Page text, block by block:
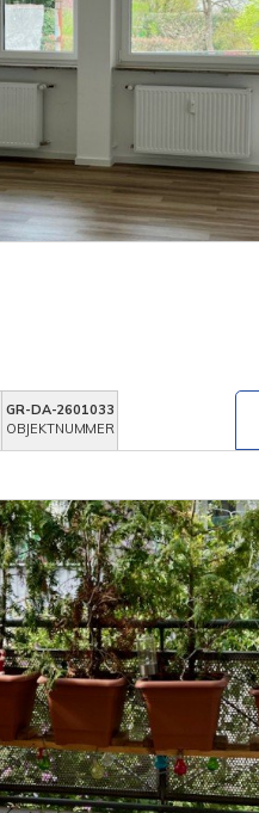
GR-DA-2601033
OBJEKTNUMMER